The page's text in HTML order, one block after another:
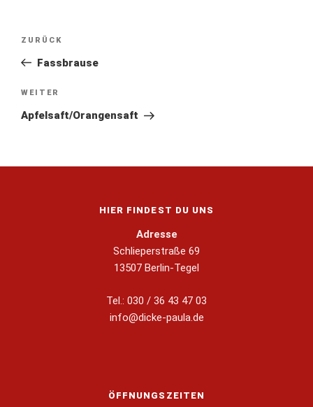
ZURÜCK
Fassbrause
WEITER
Apfelsaft/Orangensaft
HIER FINDEST DU UNS
Adresse
Schlieperstraße 69
13507 Berlin-Tegel
Tel.: 030 / 36 43 47 03
info@dicke-paula.de
ÖFFNUNGSZEITEN